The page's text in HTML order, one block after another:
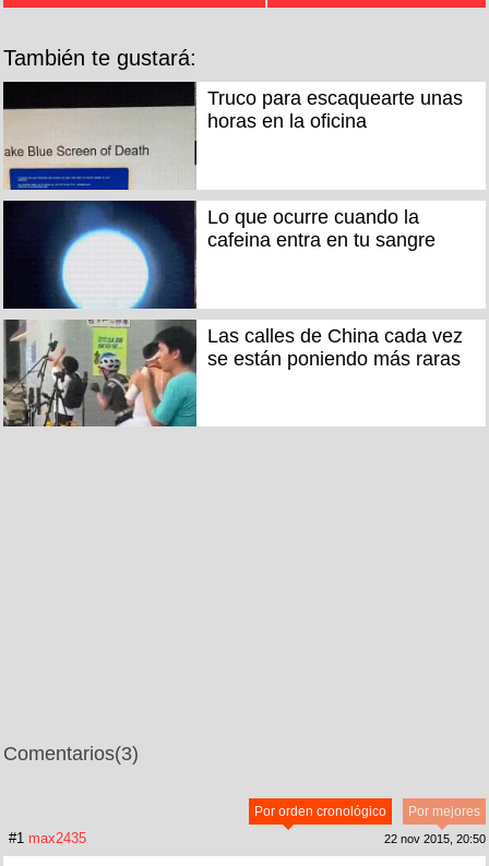
También te gustará:
Truco para escaquearte unas
horas en la oficina
Lo que ocurre cuando la
cafeina entra en tu sangre
Las calles de China cada vez
se están poniendo más raras
Comentarios(3)
Por mejores
Por orden cronológico
#1 max2435 22 nov 2015, 20:50